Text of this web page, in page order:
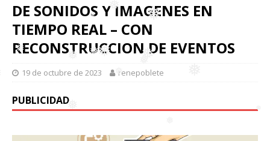
❅
❅
❅
❅
DE SONIDOS Y IMAGENES EN
TIEMPO REAL – CON
RECONSTRUCCION DE EVENTOS
19 de octubre de 2023 renepoblete
PUBLICIDAD